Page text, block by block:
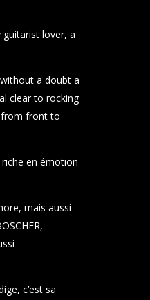
guitarist lover, a
a doubt a
clear to rocking
from front to
en émotion
mais aussi
,
c’est sa